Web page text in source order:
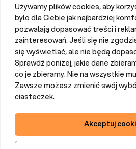
Używamy plików cookies, aby
było dla Ciebie jak najbardziej
pozwalają dopasować treści i
zainteresowań. Jeśli się nie
się wyświetlać, ale nie będą
Sprawdź poniżej, jakie dane
co je zbieramy. Nie na wszystkie
Zawsze możesz zmienić swój
ciasteczek.
Akceptuj